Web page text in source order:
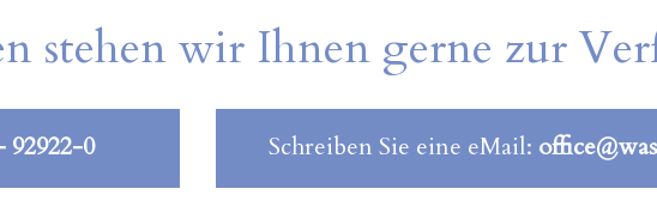
stehen wir Ihnen gerne zur
92922-0 Schreiben Sie eine eMail: